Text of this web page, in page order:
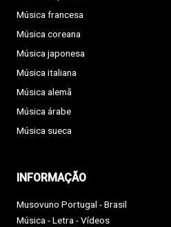
Música francesa
Música coreana
Música japonesa
Música italiana
Música alemã
Música árabe
Música sueca
INFORMAÇÃO
Musovuno Portugal - Brasil
Música - Letra - Vídeos